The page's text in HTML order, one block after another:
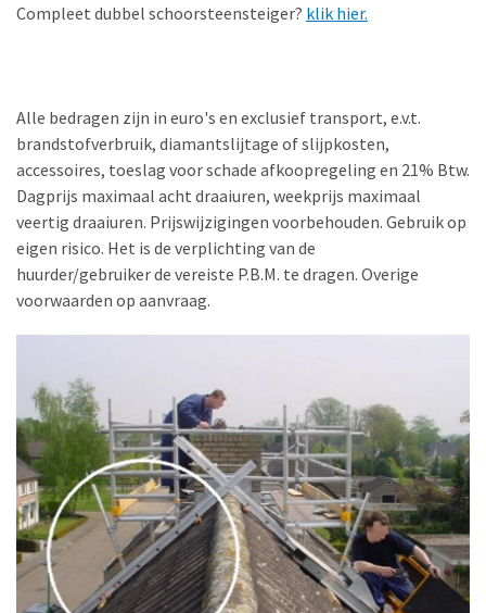
Compleet dubbel schoorsteensteiger? klik hier.
Alle bedragen zijn in euro's en exclusief transport, e.v.t.
brandstofverbruik, diamantslijtage of slijpkosten,
accessoires, toeslag voor schade afkoopregeling en 21% Btw.
Dagprijs maximaal acht draaiuren, weekprijs maximaal
veertig draaiuren. Prijswijzigingen voorbehouden. Gebruik op
eigen risico. Het is de verplichting van de
huurder/gebruiker de vereiste P.B.M. te dragen. Overige
voorwaarden op aanvraag.